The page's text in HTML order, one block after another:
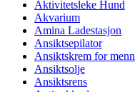
Aktivitetsleke Hund
Akvarium
Amina Ladestasjon
Ansiktsepilator
Ansiktskrem for menn
Ansiktsolje
Ansiktsrens